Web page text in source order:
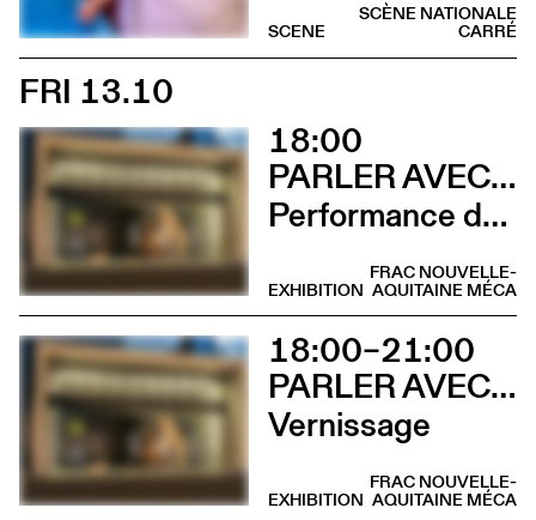
SCÈNE NATIONALE
CARRÉ
SCENE
FRI 13.10
18:00
PARLER AVEC ELLES
Performance de Davide-Christelle Sanvee
FRAC NOUVELLE-
AQUITAINE MÉCA
EXHIBITION
18:00–21:00
PARLER AVEC ELLES
Vernissage
FRAC NOUVELLE-
AQUITAINE MÉCA
EXHIBITION